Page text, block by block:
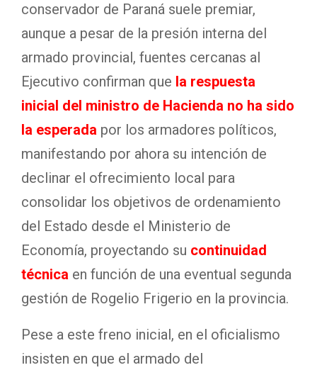
conservador de Paraná suele premiar,
aunque a pesar de la presión interna del
armado provincial, fuentes cercanas al
Ejecutivo confirman que la respuesta
inicial del ministro de Hacienda no ha sido
la esperada por los armadores políticos,
manifestando por ahora su intención de
declinar el ofrecimiento local para
consolidar los objetivos de ordenamiento
del Estado desde el Ministerio de
Economía, proyectando su continuidad
técnica en función de una eventual segunda
gestión de Rogelio Frigerio en la provincia.
Pese a este freno inicial, en el oficialismo
insisten en que el armado del